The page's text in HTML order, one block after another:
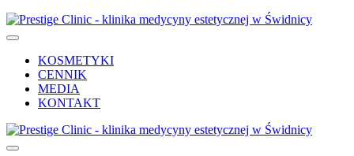
KOSMETYKI
CENNIK
MEDIA
KONTAKT